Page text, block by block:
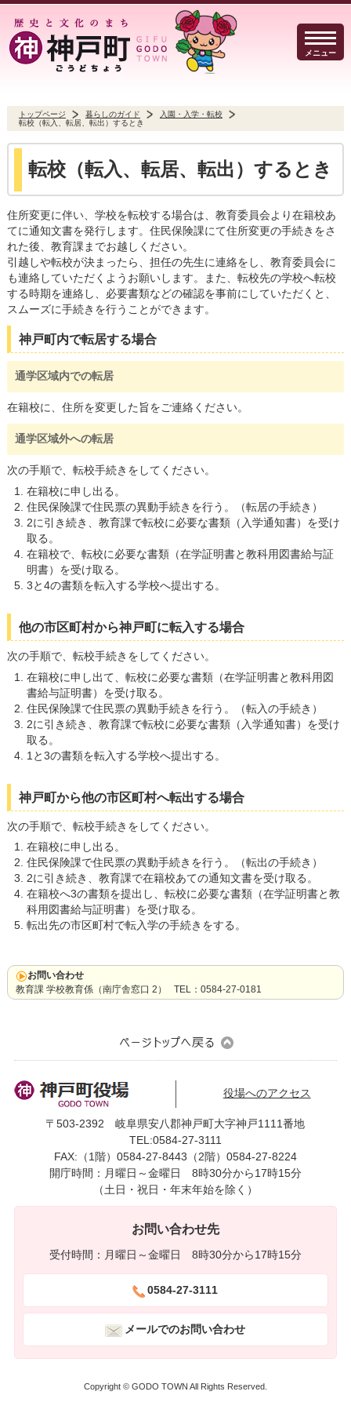
メニュー
事業者の方へ 行政
Select Language
読み上げる
0584-27-3111
トップページ 暮らしのガイド
入園・入学・転校
転校（転入、転居、転出）するとき
転校（転入、転居、転出）するとき
住所変更に伴い、学校を転校する場合は、教育委員会より在籍校あ
てに通知文書を発行します。住民保険課にて住所変更の手続きをさ
れた後、教育課までお越しください。
引越しや転校が決まったら、担任の先生に連絡をし、教育委員会に
も連絡していただくようお願いします。また、転校先の学校へ転校
する時期を連絡し、必要書類などの確認を事前にしていただくと、
スムーズに手続きを行うことができます。
神戸町内で転居する場合
通学区域内での転居
在籍校に、住所を変更した旨をご連絡ください。
通学区域外への転居
次の手順で、転校手続きをしてください。
在籍校に申し出る。
住民保険課で住民票の異動手続きを行う。（転居の手続き）
2に引き続き、教育課で転校に必要な書類（入学通知書）を受け
取る。
在籍校で、転校に必要な書類（在学証明書と教科用図書給与証
明書）を受け取る。
3と4の書類を転入する学校へ提出する。
他の市区町村から神戸町に転入する場合
次の手順で、転校手続きをしてください。
在籍校に申し出て、転校に必要な書類（在学証明書と教科用図
書給与証明書）を受け取る。
住民保険課で住民票の異動手続きを行う。（転入の手続き）
2に引き続き、教育課で転校に必要な書類（入学通知書）を受け
取る。
1と3の書類を転入する学校へ提出する。
神戸町から他の市区町村へ転出する場合
次の手順で、転校手続きをしてください。
在籍校に申し出る。
住民保険課で住民票の異動手続きを行う。（転出の手続き）
2に引き続き、教育課で在籍校あての通知文書を受け取る。
在籍校へ3の書類を提出し、転校に必要な書類（在学証明書と教
科用図書給与証明書）を受け取る。
転出先の市区町村で転入学の手続きをする。
お問い合わせ
教育課 学校教育係（南庁舎窓口 2） TEL：0584-27-0181
役場へのアクセス
〒503-2392 岐阜県安八郡神戸町大字神戸1111番地
TEL:0584-27-3111
FAX:（1階）0584-27-8443（2階）0584-27-8224
開庁時間：月曜日～金曜日 8時30分から17時15分
（土日・祝日・年末年始を除く）
お問い合わせ先
受付時間：月曜日～金曜日 8時30分から17時15分
0584-27-3111
メールでのお問い合わせ
Copyright © GODO TOWN All Rights Reserved.